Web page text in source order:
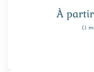
À
(1